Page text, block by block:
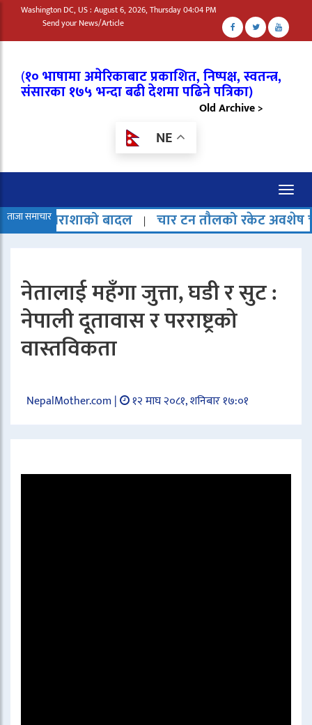
Washington DC, US : August 6, 2026, Thursday 04:04 PM
Send your News/Article
(१० भाषामा अमेरिकाबाट प्रकाशित, निष्पक्ष, स्वतन्त्र,
संसारका १७५ भन्दा बढी देशमा पढिने पत्रिका)
Old Archive >
NE
ताजा समाचार
बादल | चार टन तौलको रकेट अवशेष चन्द्रमामा
नेतालाई महँगा जुत्ता, घडी र सुट :
नेपाली दूतावास र परराष्ट्रको
वास्तविकता
NepalMother.com | १२ माघ २०८१, शनिबार १७:०१